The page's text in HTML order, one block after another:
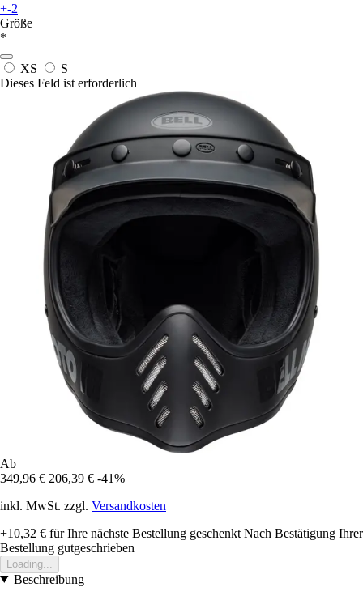
+-2
Größe
*
XS
S
Dieses Feld ist erforderlich
Ab
349,96 € 206,39 € -41%
inkl. MwSt. zzgl. Versandkosten
+10,32 € für Ihre nächste Bestellung geschenkt Nach Bestätigung Ihrer
Bestellung gutgeschrieben
Loading...
Beschreibung